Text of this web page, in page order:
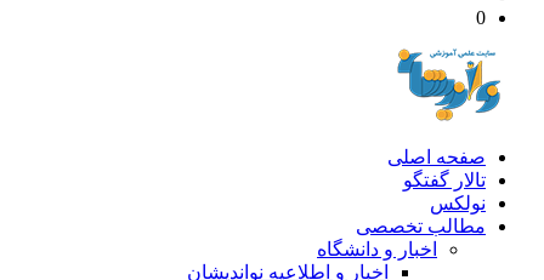
صفحه اصلی
تالار گفتگو
نولکس
مطالب تخصصی
اخبار و دانشگاه
اخبار و اطلاعیه نواندیشان